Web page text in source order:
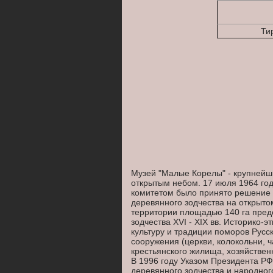
Музей "Малые Корелы" -
открытым небом. 17 июля 1964
комитетом было принято решение
деревянного зодчества на
территории площадью 140 га
зодчества XVI - XIX вв. Историко-
культуру и традиции поморов
сооружения (церкви, колокольни,
крестьянского жилища,
В 1996 году Указом Президента
деревянного зодчества и